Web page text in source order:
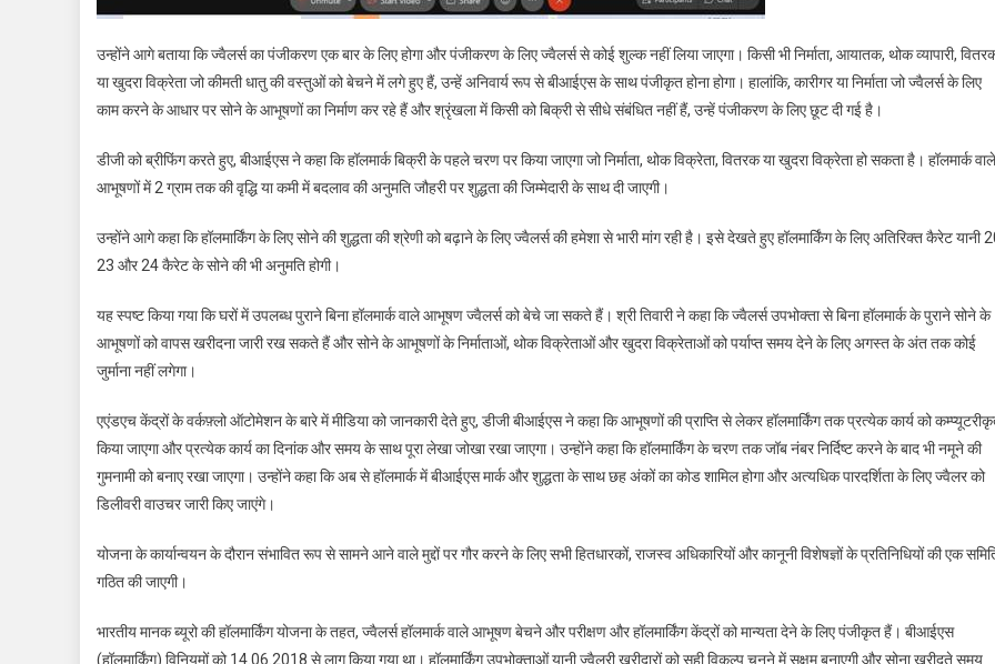
उन्होंने आगे बताया कि ज्वैलर्स का पंजीकरण एक बार के लिए होगा और पंजीकरण के लिए ज्वैलर्स से कोई शुल्क नहीं लिया जाएगा। किसी भी निर्माता, आयातक, थोक व्यापारी,
या खुदरा विक्रेता जो कीमती धातु की वस्तुओं को बेचने में लगे हुए हैं, उन्हें अनिवार्य रूप से बीआईएस के साथ पंजीकृत होना होगा। हालांकि, कारीगर या निर्माता जो ज्वैलर्स के लिए
काम करने के आधार पर सोने के आभूषणों का निर्माण कर रहे हैं और श्रृंखला में किसी को बिक्री से सीधे संबंधित नहीं हैं, उन्हें पंजीकरण के लिए छूट दी गई है।
डीजी को ब्रीफिंग करते हुए, बीआईएस ने कहा कि हॉलमार्क बिक्री के पहले चरण पर किया जाएगा जो निर्माता, थोक विक्रेता, वितरक या खुदरा विक्रेता हो सकता है। हॉलमार्क वाले
आभूषणों में 2 ग्राम तक की वृद्धि या कमी में बदलाव की अनुमति जौहरी पर शुद्धता की जिम्मेदारी के साथ दी जाएगी।
उन्होंने आगे कहा कि हॉलमार्किंग के लिए सोने की शुद्धता की श्रेणी को बढ़ाने के लिए ज्वैलर्स की हमेशा से भारी मांग रही है। इसे देखते हुए हॉलमार्किंग के लिए अतिरिक्त कैरेट यानी
23 और 24 कैरेट के सोने की भी अनुमति होगी।
यह स्पष्ट किया गया कि घरों में उपलब्ध पुराने बिना हॉलमार्क वाले आभूषण ज्वैलर्स को बेचे जा सकते हैं। श्री तिवारी ने कहा कि ज्वैलर्स उपभोक्ता से बिना हॉलमार्क के पुराने सोने के
आभूषणों को वापस खरीदना जारी रख सकते हैं और सोने के आभूषणों के निर्माताओं, थोक विक्रेताओं और खुदरा विक्रेताओं को पर्याप्त समय देने के लिए अगस्त के अंत तक कोई
जुर्माना नहीं लगेगा।
एएंडएच केंद्रों के वर्कफ़्लो ऑटोमेशन के बारे में मीडिया को जानकारी देते हुए, डीजी बीआईएस ने कहा कि आभूषणों की प्राप्ति से लेकर हॉलमार्किंग तक प्रत्येक कार्य को
किया जाएगा और प्रत्येक कार्य का दिनांक और समय के साथ पूरा लेखा जोखा रखा जाएगा। उन्होंने कहा कि हॉलमार्किंग के चरण तक जॉब नंबर निर्दिष्ट करने के बाद भी नमूने की
गुमनामी को बनाए रखा जाएगा। उन्होंने कहा कि अब से हॉलमार्क में बीआईएस मार्क और शुद्धता के साथ छह अंकों का कोड शामिल होगा और अत्यधिक पारदर्शिता के लिए ज्वैलर को
डिलीवरी वाउचर जारी किए जाएंगे।
योजना के कार्यान्वयन के दौरान संभावित रूप से सामने आने वाले मुद्दों पर गौर करने के लिए सभी हितधारकों, राजस्व अधिकारियों और कानूनी विशेषज्ञों के प्रतिनिधियों की एक
गठित की जाएगी।
भारतीय मानक ब्यूरो की हॉलमार्किंग योजना के तहत, ज्वैलर्स हॉलमार्क वाले आभूषण बेचने और परीक्षण और हॉलमार्किंग केंद्रों को मान्यता देने के लिए पंजीकृत हैं। बीआईएस
(हॉलमार्किंग) विनियमों को 14.06.2018 से लागू किया गया था। हॉलमार्किंग उपभोक्ताओं यानी ज्वैलरी खरीदारों को सही विकल्प चुनने में सक्षम बनाएगी और सोना खरीदते समय